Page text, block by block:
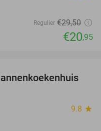
Regulier €29,50
€20,95
42%
9.8 star